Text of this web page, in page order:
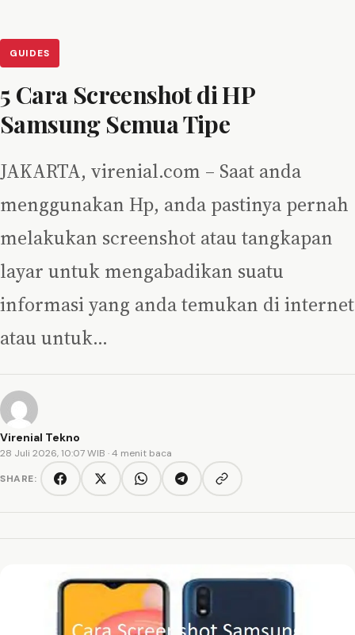
GUIDES
5 Cara Screenshot di HP
Samsung Semua Tipe
JAKARTA, virenial.com – Saat anda
menggunakan Hp, anda pastinya pernah
melakukan screenshot atau tangkapan
layar untuk mengabadikan suatu
informasi yang anda temukan di internet
atau untuk…
Virenial Tekno
28 Juli 2026, 10:07 WIB · 4 menit baca
SHARE:
FacebookTwitter/XWhatsAppTelegramCopy link